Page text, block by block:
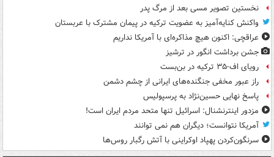
نخستین تصویر مسی بعد از مرگ پدر
واکنش کنایه‌آمیز به عضویت ترکیه در پیمان مشترک با عربستان
عراقچی: اکنون هیچ مذاکره‌ای با آمریکا نداریم
جشن برداشت انگور در ترشیز
رویای اف-۳۵ ترکیه در بن‌بست
راز عبور مخفی جنگنده‌های ایرانی از چشم دشمن
پاسخ نهایی حسین‌نژاد به پرسپولیس
مزدور اینترنشنال: اسرائیل تنها متحد مردم ایران است!
آمریکا نتوانست؛ دیگران هم نمی توانند
سرنگون‌کردن پهپاد اوکراینی با آتش رگبار روس‌ها